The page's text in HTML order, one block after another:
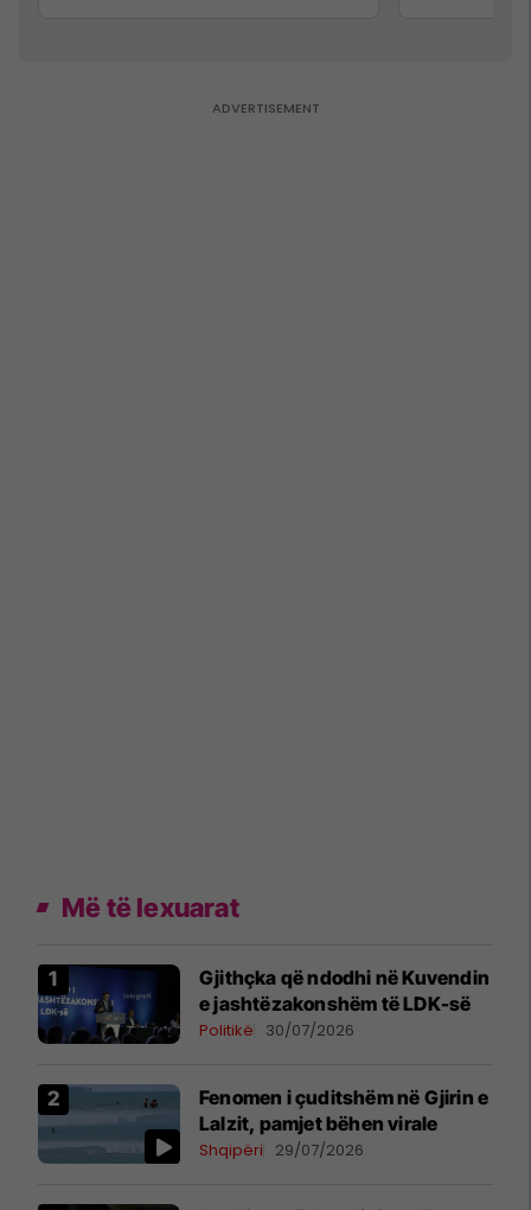
Më të lexuarat
Gjithçka që ndodhi në Kuvendin
e jashtëzakonshëm të LDK-së
Politikë 30/07/2026
Fenomen i çuditshëm në Gjirin e
Lalzit, pamjet bëhen virale
Shqipëri 29/07/2026